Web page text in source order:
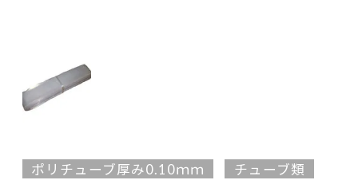
ポリチューブ厚み0.10ｍｍ チューブ類